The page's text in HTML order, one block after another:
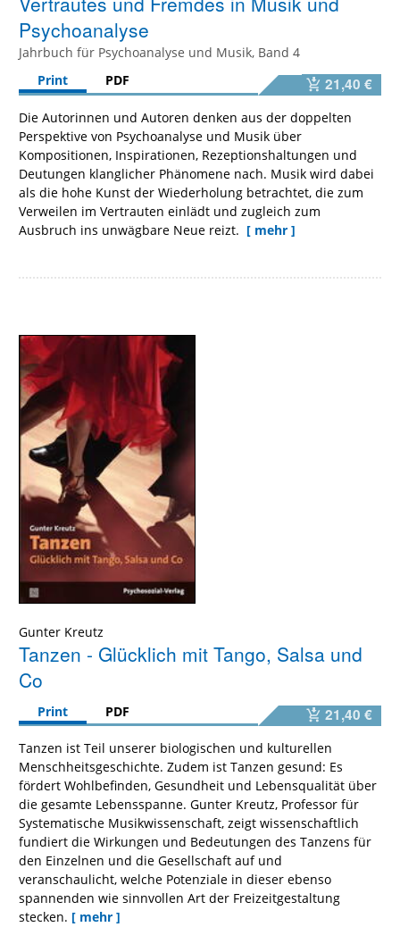
Psychoanalyse
Jahrbuch für Psychoanalyse und Musik, Band 4
Print
PDF 21,40 €
Die Autorinnen und Autoren denken aus der doppelten
Perspektive von Psychoanalyse und Musik über
Kompositionen, Inspirationen, Rezeptionshaltungen und
Deutungen klanglicher Phänomene nach. Musik wird dabei
als die hohe Kunst der Wiederholung betrachtet, die zum
Verweilen im Vertrauten einlädt und zugleich zum
Ausbruch ins unwägbare Neue reizt. [ mehr ]
Gunter Kreutz
Tanzen - Glücklich mit Tango, Salsa und
Co
Print PDF 21,40 €
Tanzen ist Teil unserer biologischen und kulturellen
Menschheitsgeschichte. Zudem ist Tanzen gesund: Es
fördert Wohlbefinden, Gesundheit und Lebensqualität über
die gesamte Lebensspanne. Gunter Kreutz, Professor für
Systematische Musikwissenschaft, zeigt wissenschaftlich
fundiert die Wirkungen und Bedeutungen des Tanzens für
den Einzelnen und die Gesellschaft auf und
veranschaulicht, welche Potenziale in dieser ebenso
spannenden wie sinnvollen Art der Freizeitgestaltung
stecken. [ mehr ]